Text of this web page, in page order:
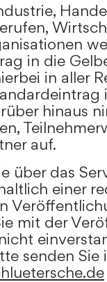
in die
in aller
hinaus
auf.
über das
einer
mit der
senden Sie